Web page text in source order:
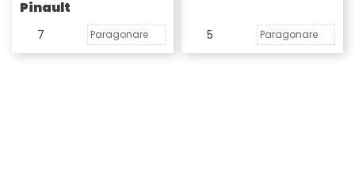
Pinault
7 Paragonare 5 Paragonare